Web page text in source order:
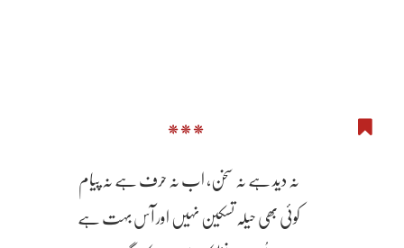
***
نہ دید ہے نہ سخن، اب نہ حرف ہے نہ پیام
کوئی بھی حیلہ تسکین نہیں اور آس بہت ہے